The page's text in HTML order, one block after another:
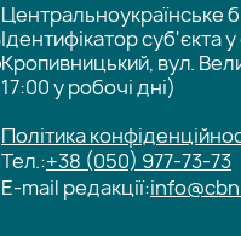
Центральноукраїнське
Ідентифікатор суб'єкта
Кропивницький, вул.
17:00 у робочі дні)
Політика
Тел.:+38 (050) 977-73-73
E-mail редакції: